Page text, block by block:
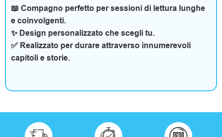
R
e
c
n
s
i
📖 Compagno perfetto per sessioni di lettura lunghe
e coinvolgenti.
✨ Design personalizzato che scegli tu.
✅ Realizzato per durare attraverso innumerevoli
capitoli e storie.